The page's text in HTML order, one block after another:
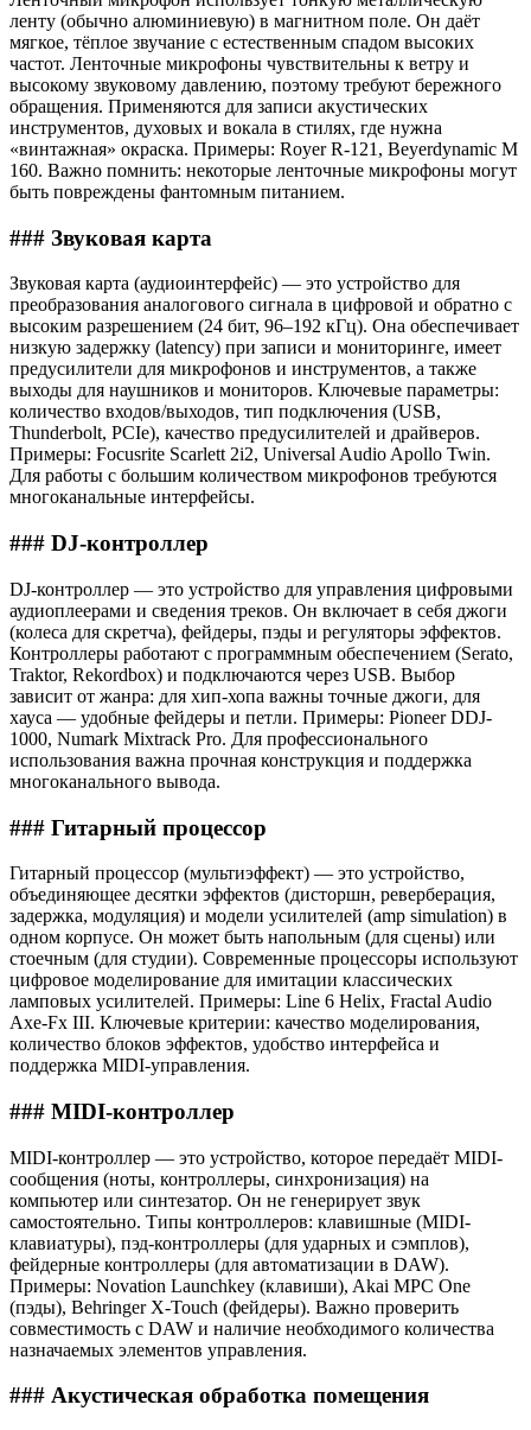
ленту (обычно алюминиевую) в магнитном поле. Он даёт
мягкое, тёплое звучание с естественным спадом высоких
частот. Ленточные микрофоны чувствительны к ветру и
высокому звуковому давлению, поэтому требуют бережного
обращения. Применяются для записи акустических
инструментов, духовых и вокала в стилях, где нужна
«винтажная» окраска. Примеры: Royer R-121, Beyerdynamic M
160. Важно помнить: некоторые ленточные микрофоны могут
быть повреждены фантомным питанием.
### Звуковая карта
Звуковая карта (аудиоинтерфейс) — это устройство для
преобразования аналогового сигнала в цифровой и обратно с
высоким разрешением (24 бит, 96–192 кГц). Она обеспечивает
низкую задержку (latency) при записи и мониторинге, имеет
предусилители для микрофонов и инструментов, а также
выходы для наушников и мониторов. Ключевые параметры:
количество входов/выходов, тип подключения (USB,
Thunderbolt, PCIe), качество предусилителей и драйверов.
Примеры: Focusrite Scarlett 2i2, Universal Audio Apollo Twin.
Для работы с большим количеством микрофонов требуются
многоканальные интерфейсы.
### DJ-контроллер
DJ-контроллер — это устройство для управления цифровыми
аудиоплеерами и сведения треков. Он включает в себя джоги
(колеса для скретча), фейдеры, пэды и регуляторы эффектов.
Контроллеры работают с программным обеспечением (Serato,
Traktor, Rekordbox) и подключаются через USB. Выбор
зависит от жанра: для хип-хопа важны точные джоги, для
хауса — удобные фейдеры и петли. Примеры: Pioneer DDJ-
1000, Numark Mixtrack Pro. Для профессионального
использования важна прочная конструкция и поддержка
многоканального вывода.
### Гитарный процессор
Гитарный процессор (мультиэффект) — это устройство,
объединяющее десятки эффектов (дисторшн, реверберация,
задержка, модуляция) и модели усилителей (amp simulation) в
одном корпусе. Он может быть напольным (для сцены) или
стоечным (для студии). Современные процессоры используют
цифровое моделирование для имитации классических
ламповых усилителей. Примеры: Line 6 Helix, Fractal Audio
Axe-Fx III. Ключевые критерии: качество моделирования,
количество блоков эффектов, удобство интерфейса и
поддержка MIDI-управления.
### MIDI-контроллер
MIDI-контроллер — это устройство, которое передаёт MIDI-
сообщения (ноты, контроллеры, синхронизация) на
компьютер или синтезатор. Он не генерирует звук
самостоятельно. Типы контроллеров: клавишные (MIDI-
клавиатуры), пэд-контроллеры (для ударных и сэмплов),
фейдерные контроллеры (для автоматизации в DAW).
Примеры: Novation Launchkey (клавиши), Akai MPC One
(пэды), Behringer X-Touch (фейдеры). Важно проверить
совместимость с DAW и наличие необходимого количества
назначаемых элементов управления.
### Акустическая обработка помещения